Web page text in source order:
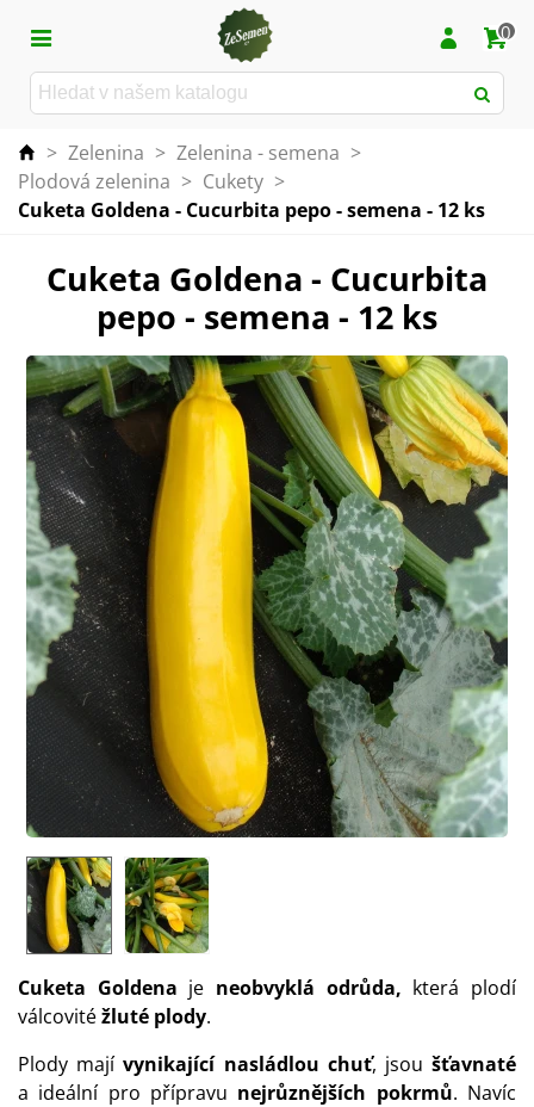
0
> Zelenina > Zelenina - semena >
Plodová zelenina > Cukety >
Cuketa Goldena - Cucurbita pepo - semena - 12 ks
Cuketa Goldena - Cucurbita
pepo - semena - 12 ks
Cuketa Goldena je neobvyklá odrůda, která plodí
válcovitéžluté plody.
Plody majívynikající nasládlou chuť, jsoušťavnaté
a ideální pro přípravu nejrůznějších pokrmů. Navíc